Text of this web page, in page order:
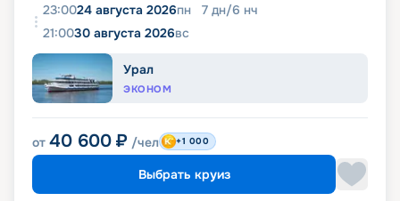
23:0024 августа 2026пн 7 дн/6 нч
21:0030 августа 2026вс
Урал
ЭКОНОМ
от 40 600 ₽ /чел +1 000
Выбрать круиз